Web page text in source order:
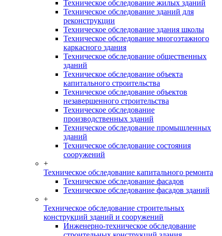
Техническое обследование жилых зданий
Техническое обследование зданий для
реконструкции
Техническое обследование здания школы
Техническое обследование многоэтажного
каркасного здания
Техническое обследование общественных
зданий
Техническое обследование объекта
капитального строительства
Техническое обследование объектов
незавершенного строительства
Техническое обследование
производственных зданий
Техническое обследование промышленных
зданий
Техническое обследование состояния
сооружений
+
Техническое обследование капитального ремонта
Техническое обследование фасадов
Техническое обследование фасадов зданий
+
Техническое обследование строительных
конструкций зданий и сооружений
Инженерно-техническое обследование